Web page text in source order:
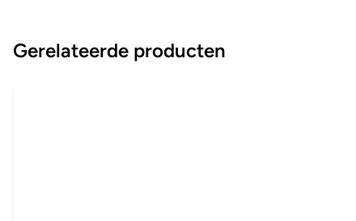
Gerelateerde producten